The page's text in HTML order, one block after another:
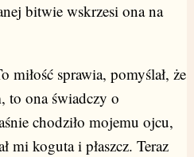
bitwie wskrzesi ona na
miłość sprawia, pomyślał, że
to ona świadczy o
chodziło mojemu ojcu,
mi koguta i płaszcz. Teraz